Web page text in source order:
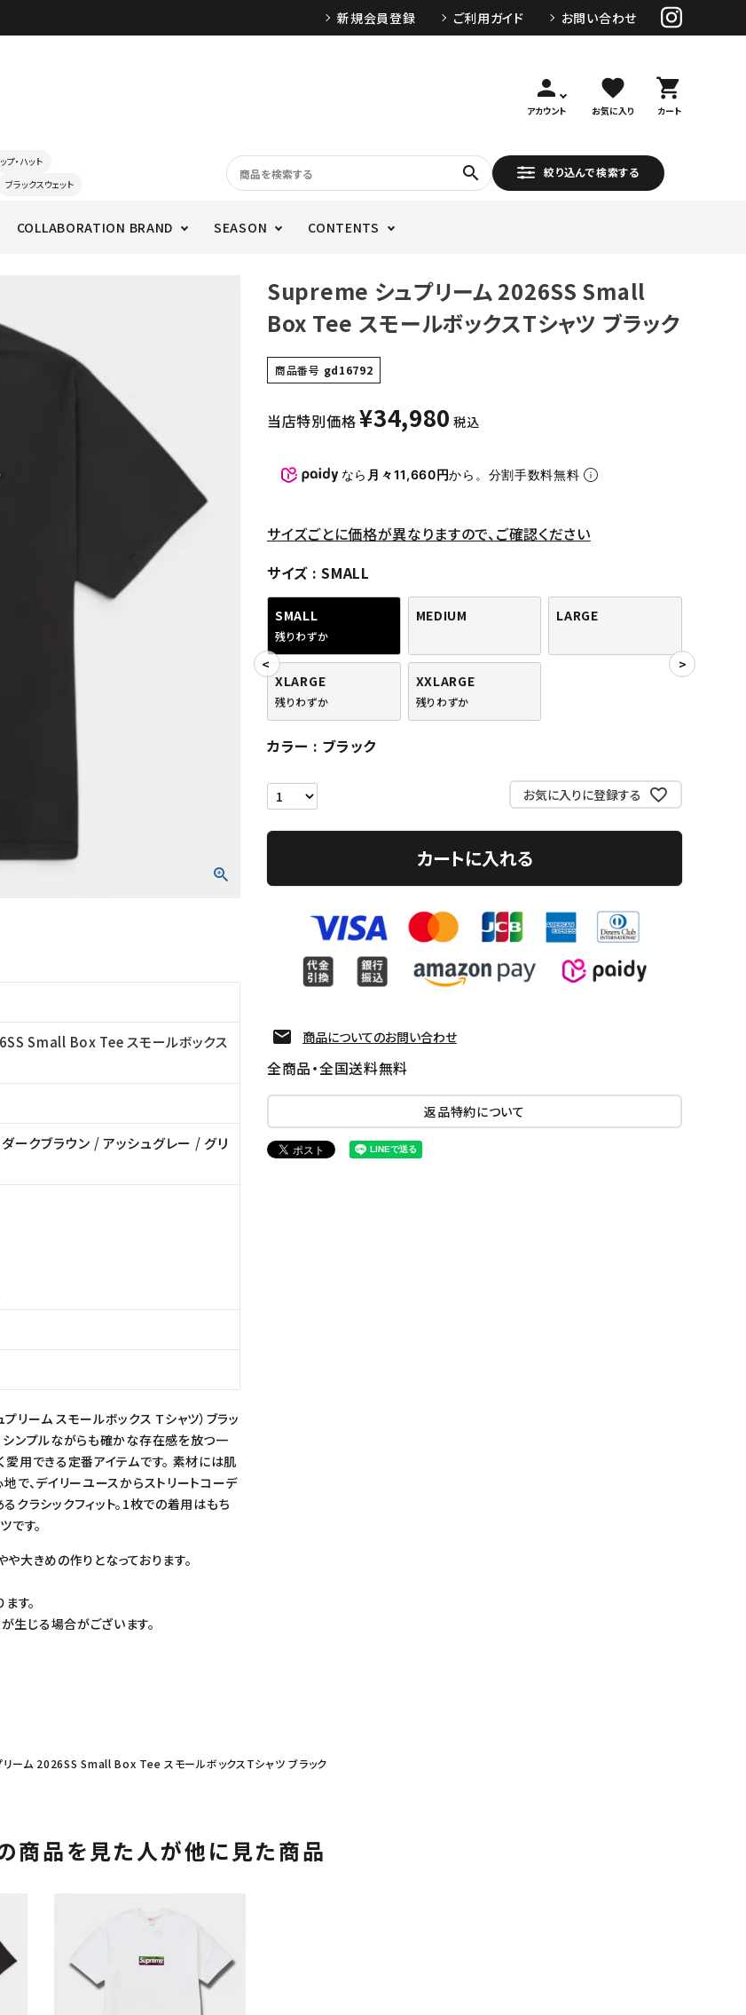
新規会員登録 ご利用ガイド お問い合わせ
person
アカウント
favorite
お気に入り
shopping_cart
カート
プ・ハット
ブラックスウェット
search 絞り込んで検索する
COLLABORATION BRAND SEASON CONTENTS
ら探す
円 ～ 円
人気ワード
Small Box Tee スモールボックス
ダークブラウン /アッシュグレー / グリ
ーム スモールボックス Tシャツ）ブラッ
シンプルながらも確かな存在感を放つ一
用できる定番アイテムです。 素材には肌
で、デイリーユースからストリートコーデ
クラシックフィット。1枚での着用はもち
です。
大きめの作りとなっております。
す。
生じる場合がございます。
Supreme シュプリーム 2026SS Small
Box Tee スモールボックスTシャツ ブラック
商品番号 gd16792
当店特別価格¥34,980 税込
なら 月々11,660円から。分割手数料無料
サイズごとに価格が異なりますので、ご確認ください
サイズ
SMALL
SMALL
残りわずか
MEDIUM LARGE
XLARGE
残りわずか
XXLARGE
残りわずか
カラー ブラック
お気に入りに登録する
カートに入れる
商品についてのお問い合わせ
全商品・全国送料無料
返品特約について
ーム 2026SS Small Box Tee スモールボックスTシャツ ブラック
商品を見た人が他に見た商品